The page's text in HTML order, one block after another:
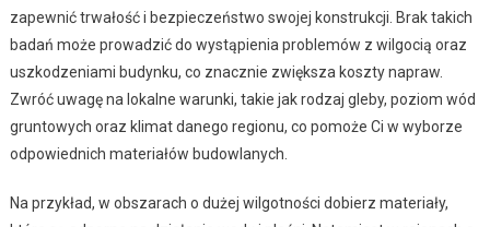
zapewnić trwałość i bezpieczeństwo swojej konstrukcji. Brak takich
badań może prowadzić do wystąpienia problemów z wilgocią oraz
uszkodzeniami budynku, co znacznie zwiększa koszty napraw.
Zwróć uwagę na lokalne warunki, takie jak rodzaj gleby, poziom wód
gruntowych oraz klimat danego regionu, co pomoże Ci w wyborze
odpowiednich materiałów budowlanych.
Na przykład, w obszarach o dużej wilgotności dobierz materiały,